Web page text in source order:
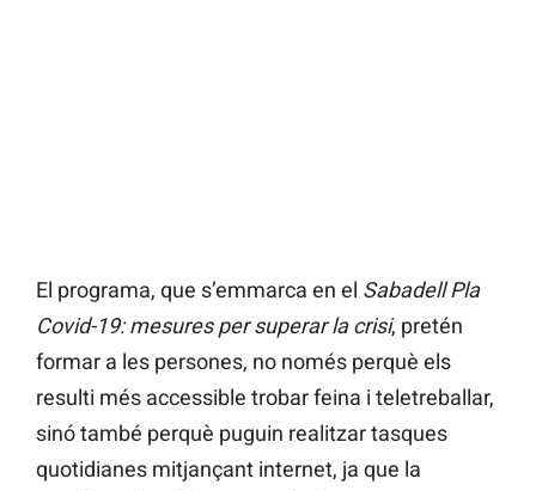
El programa, que s’emmarca en el Sabadell Pla
Covid-19: mesures per superar la crisi, pretén
formar a les persones, no només perquè els
resulti més accessible trobar feina i teletreballar,
sinó també perquè puguin realitzar tasques
quotidianes mitjançant internet, ja que la